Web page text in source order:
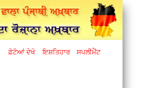
ਫ਼ੋਟੋਆਂ ਦੇਖੋ ਇਸ਼ਤਿਹਾਰ ਸਪਲੀਮੈਂਟ